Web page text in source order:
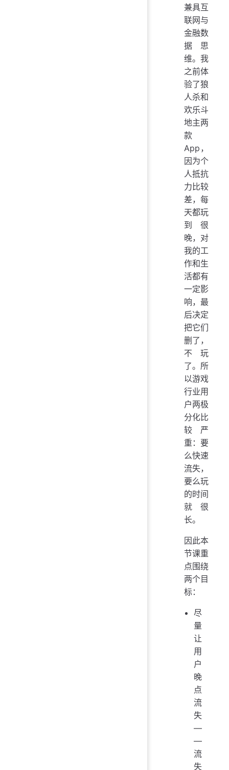
兼具互
联网与
金融数
据思
维。我
之前体
验了狼
人杀和
欢乐斗
地主两
款
App，
因为个
人抵抗
力比较
差，每
天都玩
到很
晚，对
我的工
作和生
活都有
一定影
响，最
后决定
把它们
删了，
不玩
了。所
以游戏
行业用
户两极
分化比
较严
重：要
么快速
流失，
要么玩
的时间
就很
长。
因此本
节课重
点围绕
两个目
标：
尽
量
让
用
户
晚
点
流
失
—
—
流
失